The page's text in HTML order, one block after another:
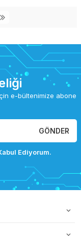
e-bültenimize abone
GÖNDER
Ediyorum.